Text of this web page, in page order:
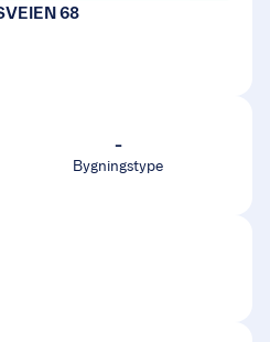
68
-
Bygningstype